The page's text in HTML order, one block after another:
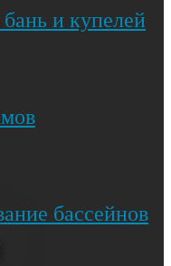
и купелей
бассейнов